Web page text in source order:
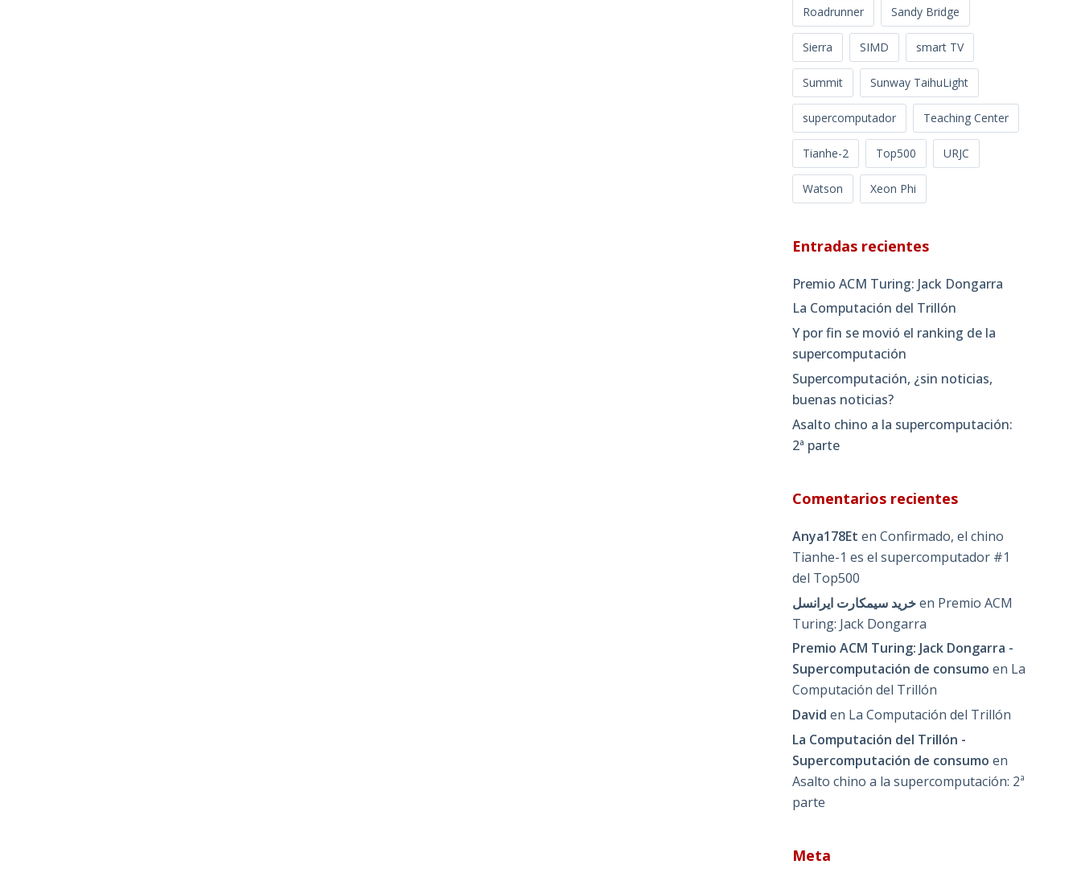
Roadrunner Sandy Bridge
Sierra SIMD smart TV
Summit Sunway TaihuLight
supercomputador Teaching Center
Tianhe-2 Top500 URJC
Watson Xeon Phi
Entradas recientes
Premio ACM Turing: Jack Dongarra
La Computación del Trillón
Y por fin se movió el ranking de la
supercomputación
Supercomputación, ¿sin noticias,
buenas noticias?
Asalto chino a la supercomputación:
2ª parte
Comentarios recientes
Anya178Et enConfirmado, el chino
Tianhe-1 es el supercomputador #1
del Top500
خرید سیمکارت ایرانسلen Premio ACM
Turing: Jack Dongarra
Premio ACM Turing: Jack Dongarra -
Supercomputación de consumo en La
Computación del Trillón
David en La Computación del Trillón
La Computación del Trillón -
Supercomputación de consumo en
Asalto chino a la supercomputación: 2ª
parte
Meta